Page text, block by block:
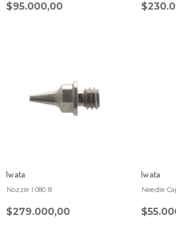
$95.000,00
Iwata
Nozzle I 080 8
$279.000,00
Iwata
Needle